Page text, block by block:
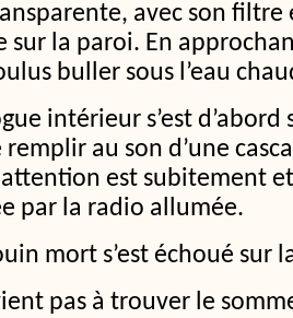
avec son
sur la paroi. En
buller sous l’eau
intérieur s’est
remplir au son d’une
attention est subitement
par la radio allumée.
mort s’est échoué sur
pas à trouver le